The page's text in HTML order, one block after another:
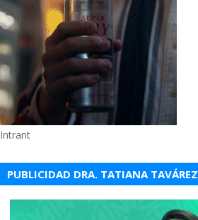
Intrant
PUBLICIDAD DRA. TATIANA TAVÁREZ